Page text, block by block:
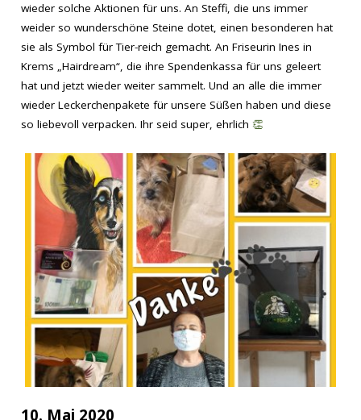
wieder solche Aktionen für uns. An Steffi, die uns immer
weider so wunderschöne Steine dotet, einen besonderen hat
sie als Symbol für Tier-reich gemacht. An Friseurin Ines in
Krems „Hairdream“, die ihre Spendenkassa für uns geleert
hat und jetzt wieder weiter sammelt. Und an alle die immer
wieder Leckerchenpakete für unsere Süßen haben und diese
so liebevoll verpacken. Ihr seid super, ehrlich 👏
10. Mai 2020